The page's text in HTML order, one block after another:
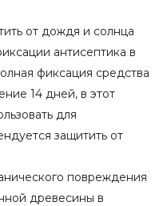
от дождя и солнца
антисептика в
фиксация средства
14 дней, в этот
для
защитить от
повреждения
древесины в